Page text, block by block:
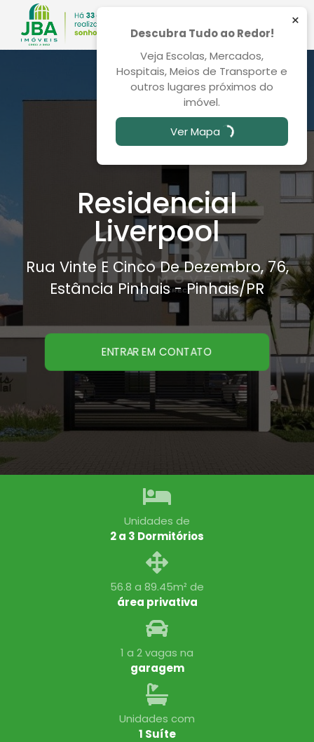
Residencial
Liverpool
Rua Vinte E Cinco De Dezembro, 76,
Estância Pinhais - Pinhais/PR
ENTRAR EM CONTATO
Unidades de
2 a 3 Dormitórios
56.8 a 89.45m² de
área privativa
1 a 2 vagas na
garagem
Unidades com
1 Suíte
×
Descubra Tudo ao Redor!
Veja Escolas, Mercados,
Hospitais, Meios de Transporte e
outros lugares próximos do
imóvel.
Ver Mapa